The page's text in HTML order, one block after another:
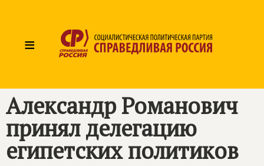
≡
Александр Романович
принял делегацию
египетских политиков